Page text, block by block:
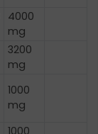
4000
mg
3200
mg
1000
mg
1000